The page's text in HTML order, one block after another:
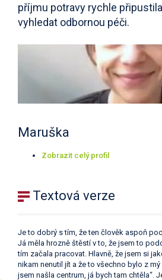
příjmu potravy rychle
vyhledat odbornou péči.
Maruška
Zobrazit celý profil
Textová verze
Je to dobrý s tím, že ten člověk aspoň
Já měla hrozně štěstí v to, že jsem to
tím začala pracovat. Hlavně, že jsem si
nikam nenutil jít a že to všechno bylo z mý
jsem našla centrum, já bych tam chtěla“.